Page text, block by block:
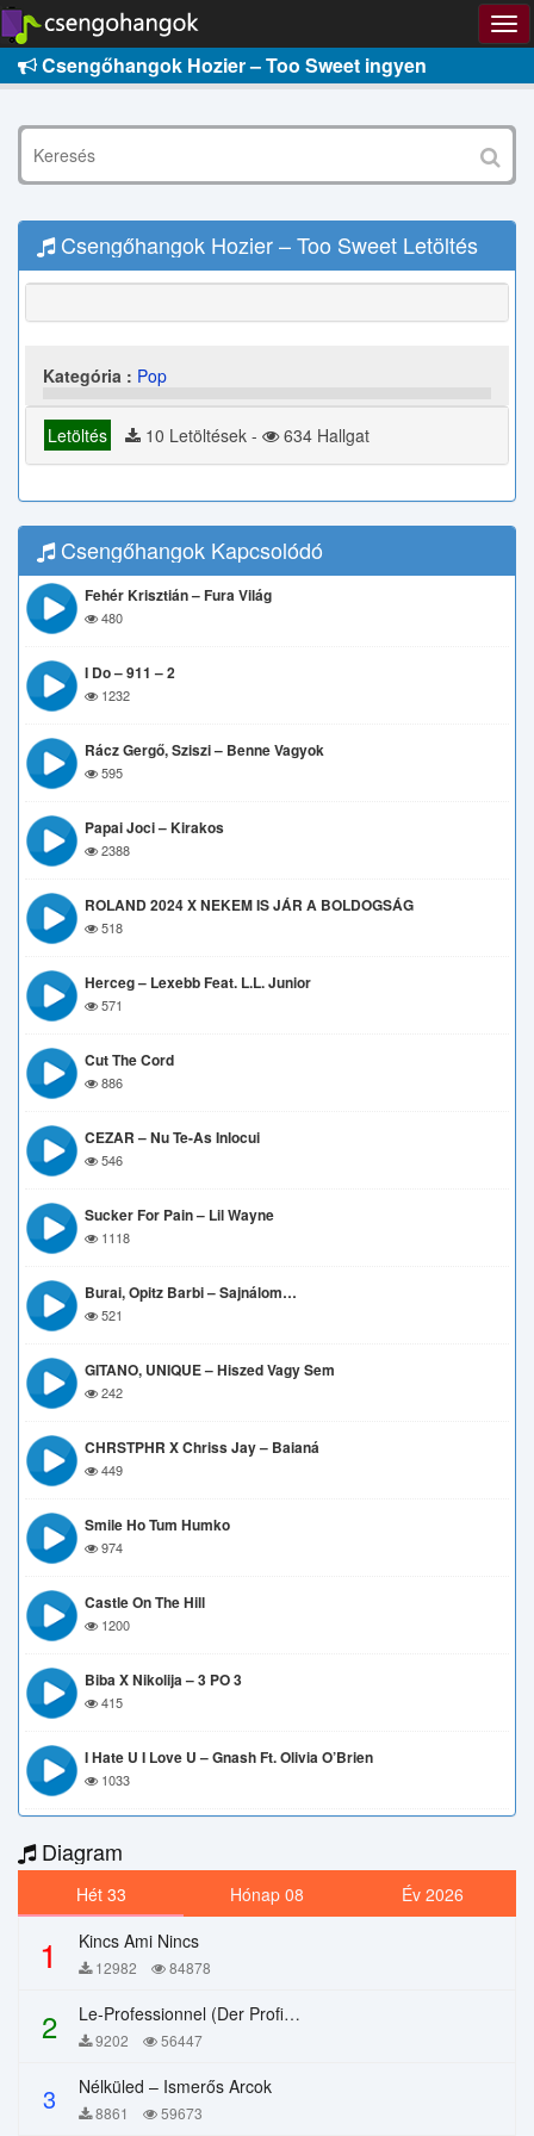
Csengőhangok Hozier – Too Sweet ingyen
Csengőhangok Hozier – Too Sweet Letöltés
Kategória : Pop
Letöltés 10 Letöltések - 634 Hallgat
Csengőhangok Kapcsolódó
Fehér Krisztián – Fura Világ
480
I Do – 911 – 2
1232
Rácz Gergő, Sziszi – Benne Vagyok
595
Papai Joci – Kirakos
2388
ROLAND 2024 X NEKEM IS JÁR A BOLDOGSÁG
518
Herceg – Lexebb Feat. L.L. Junior
571
Cut The Cord
886
CEZAR – Nu Te-As Inlocui
546
Sucker For Pain – Lil Wayne
1118
Burai, Opitz Barbi – Sajnálom…
521
GITANO, UNIQUE – Hiszed Vagy Sem
242
CHRSTPHR X Chriss Jay – Baianá
449
Smile Ho Tum Humko
974
Castle On The Hill
1200
Biba X Nikolija – 3 PO 3
415
I Hate U I Love U – Gnash Ft. Olivia O’Brien
1033
Diagram
Hét 33 Hónap 08 Év 2026
1 Kincs Ami Nincs
12982 84878
2 Le-Professionnel (Der Profi) – Chi Mai
9202 56447
3 Nélküled – Ismerős Arcok
8861 59673